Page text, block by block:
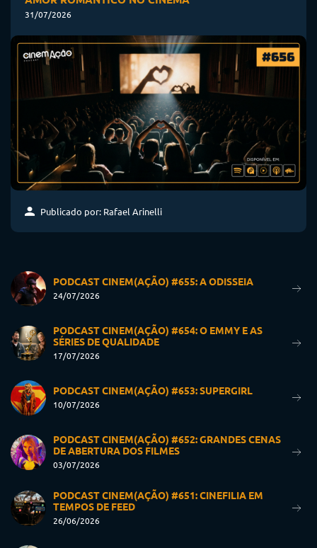
31/07/2026
Publicado por: Rafael Arinelli
PODCAST CINEM(AÇÃO) #655: A ODISSEIA
24/07/2026
PODCAST CINEM(AÇÃO) #654: O EMMY E AS
SÉRIES DE QUALIDADE
17/07/2026
PODCAST CINEM(AÇÃO) #653: SUPERGIRL
10/07/2026
PODCAST CINEM(AÇÃO) #652: GRANDES CENAS
DE ABERTURA DOS FILMES
03/07/2026
PODCAST CINEM(AÇÃO) #651: CINEFILIA EM
TEMPOS DE FEED
26/06/2026